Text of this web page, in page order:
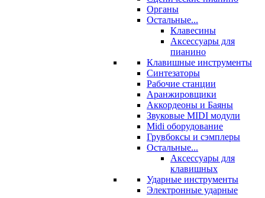
Органы
Остальные...
Клавесины
Аксессуары для
пианино
Клавишные инструменты
Синтезаторы
Рабочие станции
Аранжировщики
Аккордеоны и Баяны
Звуковые MIDI модули
Midi оборудование
Грувбоксы и сэмплеры
Остальные...
Аксессуары для
клавишных
Ударные инструменты
Электронные ударные